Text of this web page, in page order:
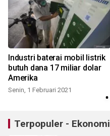
Industri baterai mobil listrik
butuh dana 17 miliar dolar
Amerika
Senin, 1 Februari 2021
Terpopuler - Ekonomi